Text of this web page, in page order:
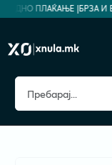
ПЛАЌАЊЕ | БРЗА И